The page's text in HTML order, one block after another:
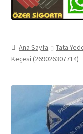
Ana Sayfa Tata
Keçesi (269026307714)